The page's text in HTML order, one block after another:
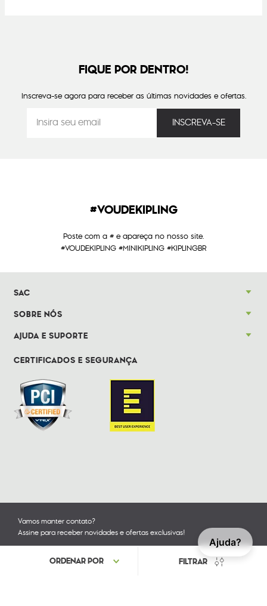
Ajuda?
FIQUE POR DENTRO!
Inscreva-se agora para receber as últimas novidades e ofertas.
#VOUDEKIPLING
Poste com a # e apareça no nosso site.
#VOUDEKIPLING #MINIKIPLING #KIPLINGBR
SAC
SOBRE NÓS
AJUDA E SUPORTE
CERTIFICADOS E SEGURANÇA
Vamos manter contato?
Assine para receber novidades e ofertas exclusivas!